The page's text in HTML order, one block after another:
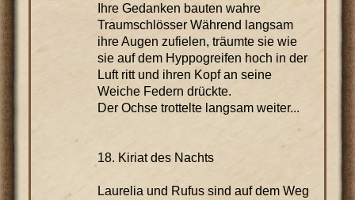
Ihre Gedanken bauten wahre
Traumschlösser Während langsam
ihre Augen zufielen, träumte sie wie
sie auf dem Hyppogreifen hoch in der
Luft ritt und ihren Kopf an seine
Weiche Federn drückte.
Der Ochse trottelte langsam weiter...
18. Kiriat des Nachts
Laurelia und Rufus sind auf dem Weg